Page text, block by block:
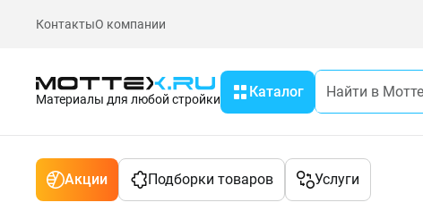
КонтактыО компании
Материалы для любой стройки Каталог
Акции Подборки товаров Услуги